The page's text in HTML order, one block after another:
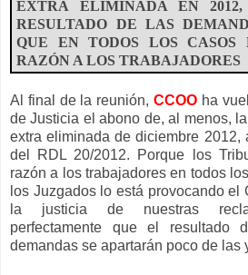
EXTRA ELIMINADA EN
RESULTADO DE LAS
QUE EN TODOS LOS CASOS
RAZÓN A LOS TRABAJADORES
Al final de la reunión,CCOO ha
de Justicia el abono de, al menos,
extra eliminada de diciembre 2012,
del RDL 20/2012. Porque los
razón a los trabajadores en todos
los Juzgados lo está provocando el
la justicia de nuestras
perfectamente que el
demandas se apartarán poco de las